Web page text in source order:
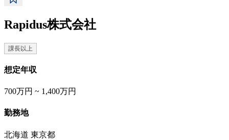
Rapidus株式会社
課長以上
想定年収
700万円 ~ 1,400万円
勤務地
北海道 東京都